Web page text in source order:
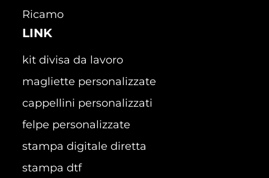
Ricamo
LINK
kit divisa da lavoro
magliette personalizzate
cappellini personalizzati
felpe personalizzate
stampa digitale diretta
stampa dtf